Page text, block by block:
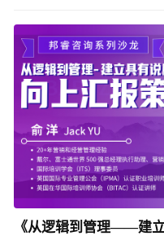
《从逻辑到管理——建